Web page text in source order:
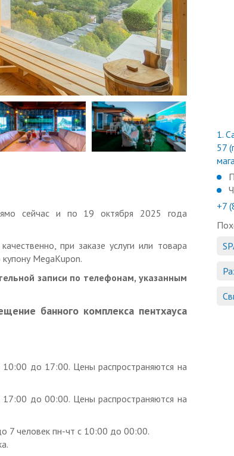
сейчас и по 19 октября 2025 года
при заказе услуги или товара
MegaKupon.
записи по телефонам, указанным
банного комплекса пентхауса
до 17:00. Цены распространяются на
до 00:00. Цены распространяются на
7 человек пн-чт с 10:00 до 00:00.
1.
57
+7